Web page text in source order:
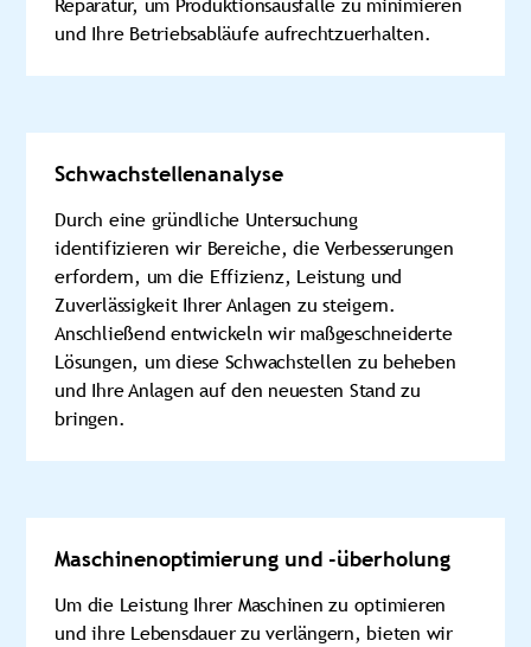
und Ihre Betriebsabläufe aufrechtzuerhalten.
Schwachstellenanalyse
Durch eine gründliche Untersuchung
identifizieren wir Bereiche, die Verbesserungen
erfordern, um die Effizienz, Leistung und
Zuverlässigkeit Ihrer Anlagen zu steigern.
Anschließend entwickeln wir maßgeschneiderte
Lösungen, um diese Schwachstellen zu beheben
und Ihre Anlagen auf den neuesten Stand zu
bringen.
Maschinenoptimierung und -überholung
Um die Leistung Ihrer Maschinen zu optimieren
und ihre Lebensdauer zu verlängern, bieten wir